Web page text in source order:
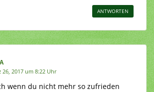
ANTWORTEN
26, 2017 um 8:22 Uhr
wenn du nicht mehr so zufrieden